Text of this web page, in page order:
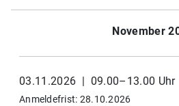
November
03.11.2026 | 09.00–13.00 Uhr
Anmeldefrist: 28.10.2026